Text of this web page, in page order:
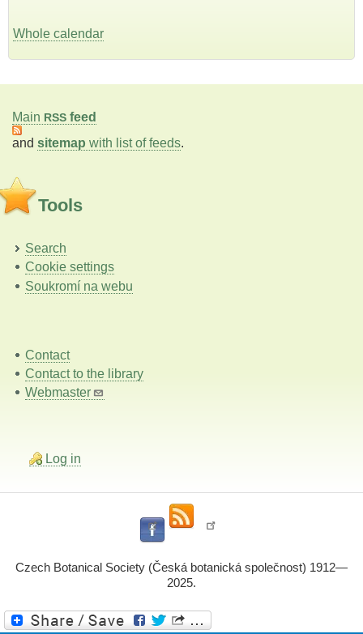
Whole calendar
Main RSS feed
and sitemap with list of feeds.
Tools
Search
Cookie settings
Soukromí na webu
Contact
Contact to the library
Webmaster
Log in
Czech Botanical Society (Česká botanická společnost) 1912—
2025.